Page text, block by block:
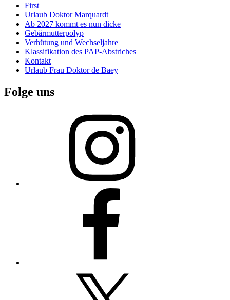
First
Urlaub Doktor Marquardt
Ab 2027 kommt es nun dicke
Gebärmutterpolyp
Verhütung und Wechseljahre
Klassifikation des PAP-Abstriches
Kontakt
Urlaub Frau Doktor de Baey
Folge uns